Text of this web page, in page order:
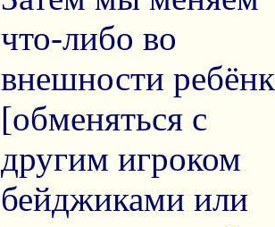
что-либо во
внешности
[обменяться с
другим игроком
бейджиками или